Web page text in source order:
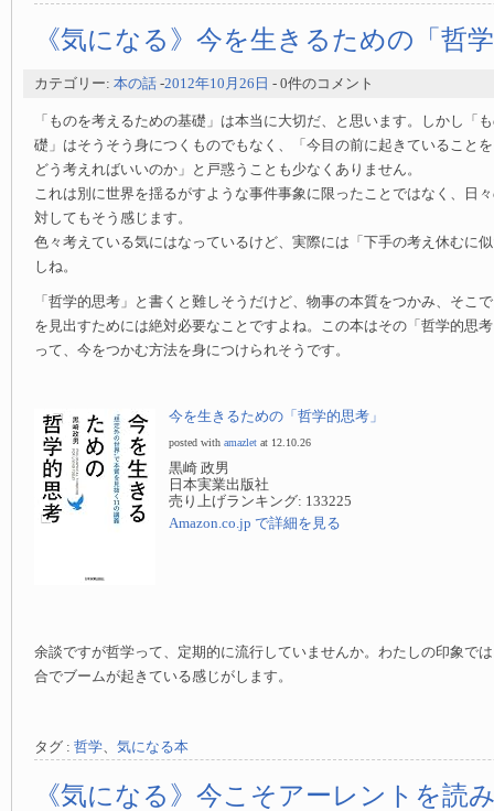
《気になる》今を生きるための「哲
カテゴリー: 本の話 -2012年10月26日 - 0件のコメント
「ものを考えるための基礎」は本当に大切だ、と思います。しかし「
礎」はそうそう身につくものでもなく、「今目の前に起きていること
どう考えればいいのか」と戸惑うことも少なくありません。
これは別に世界を揺るがすような事件事象に限ったことではなく、日
対してもそう感じます。
色々考えている気にはなっているけど、実際には「下手の考え休むに
しね。
「哲学的思考」と書くと難しそうだけど、物事の本質をつかみ、そこ
を見出すためには絶対必要なことですよね。この本はその「哲学的思
って、今をつかむ方法を身につけられそうです。
今を生きるための「哲学的思考」
posted with amazlet at 12.10.26
黒崎 政男
日本実業出版社
売り上げランキング: 133225
Amazon.co.jp で詳細を見る
余談ですが哲学って、定期的に流行していませんか。わたしの印象で
合でブームが起きている感じがします。
タグ : 哲学、 気になる本
《気になる》今こそアーレントを読